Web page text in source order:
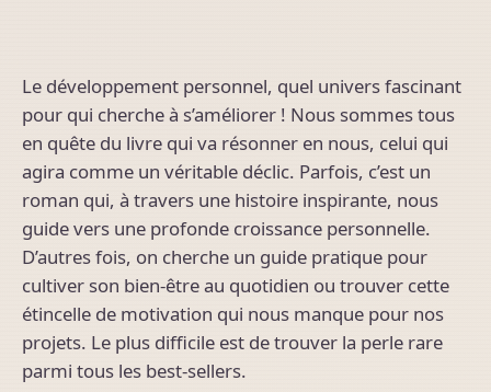
Le développement personnel, quel univers fascinant
pour qui cherche à s’améliorer ! Nous sommes tous
en quête du livre qui va résonner en nous, celui qui
agira comme un véritable déclic. Parfois, c’est un
roman qui, à travers une histoire inspirante, nous
guide vers une profonde croissance personnelle.
D’autres fois, on cherche un guide pratique pour
cultiver son bien-être au quotidien ou trouver cette
étincelle de motivation qui nous manque pour nos
projets. Le plus difficile est de trouver la perle rare
parmi tous les best-sellers.